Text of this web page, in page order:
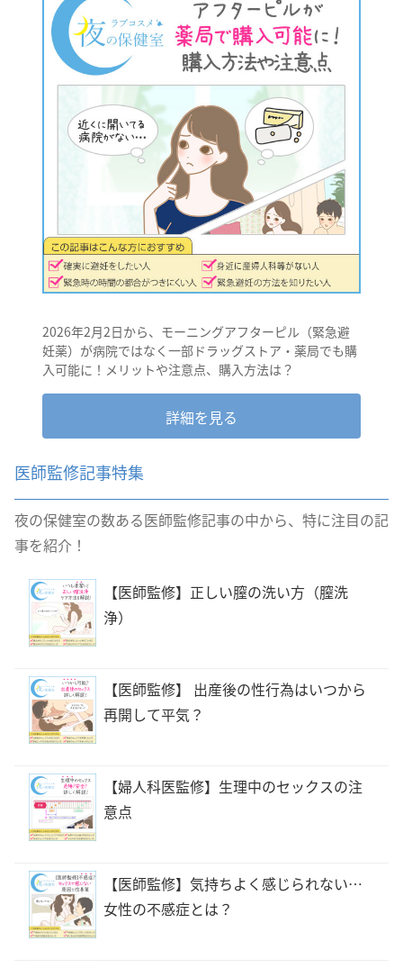
2026年2月2日から、モーニングアフターピル（緊急避
妊薬）が病院ではなく一部ドラッグストア・薬局でも購
入可能に！メリットや注意点、購入方法は？
詳細を見る
医師監修記事特集
夜の保健室の数ある医師監修記事の中から、特に注目の記
事を紹介！
【医師監修】正しい膣の洗い方（膣洗
浄）
【医師監修】 出産後の性行為はいつから
再開して平気？
【婦人科医監修】生理中のセックスの注
意点
【医師監修】気持ちよく感じられない…
女性の不感症とは？